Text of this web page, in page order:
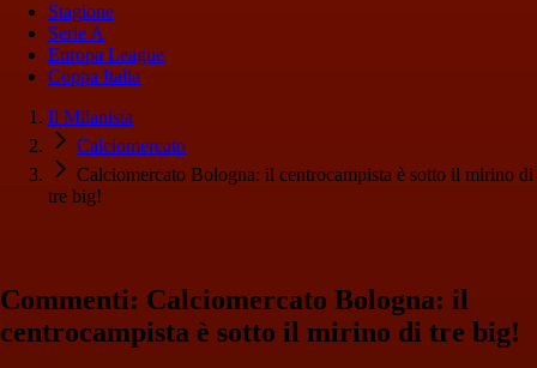
Stagione
Serie A
Europa League
Coppa Italia
Il Milanista
Calciomercato
Calciomercato Bologna: il centrocampista è sotto il mirino di
tre big!
Commenti: Calciomercato Bologna: il
centrocampista è sotto il mirino di tre big!